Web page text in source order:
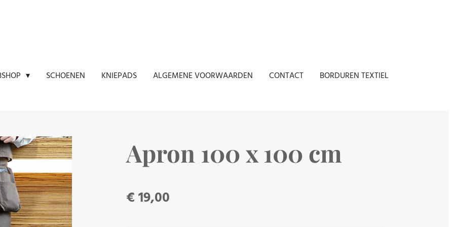
SCHOENEN KNIEPADS ALGEMENE VOORWAARDEN CONTACT BORDUREN TEXTIEL
Apron 100 x 100 cm
€ 19,00